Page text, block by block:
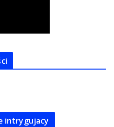
intrygujacy